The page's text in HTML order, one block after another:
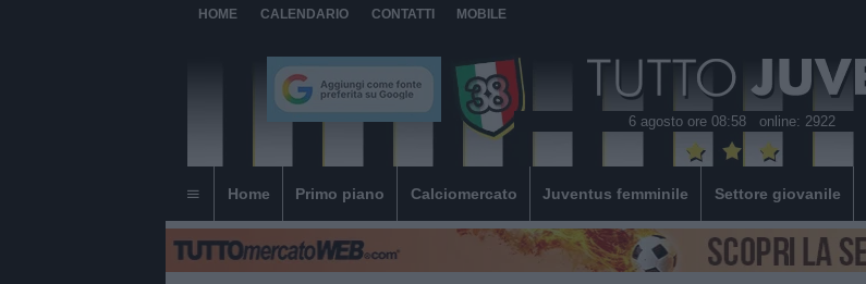
HOME CALENDARIO CONTATTI MOBILE
6 agosto ore 08:58 online: 2922
Home Primo piano Calciomercato Juventus femminile Settore giovanile